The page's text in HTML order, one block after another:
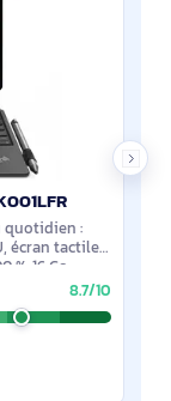
quotidien :
écran tactile
%. 16 Go
8.7/10